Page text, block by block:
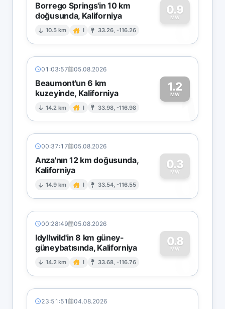
Borrego Springs'in 10 km
doğusunda, Kaliforniya
10.5 km I 33.26, -116.26
0.9
MW
0
01:03:57 05.08.2026
Beaumont'un 6 km
kuzeyinde, Kaliforniya
14.2 km I 33.98, -116.98
1.2
MW1
00:37:17 05.08.2026
Anza'nın 12 km doğusunda,
Kaliforniya
14.9 km I 33.54, -116.55
0.3
MW
0
00:28:49 05.08.2026
Idyllwild'in 8 km güney-
güneybatısında, Kaliforniya
14.2 km I 33.68, -116.76
0.8
MW
0
23:51:51 04.08.2026